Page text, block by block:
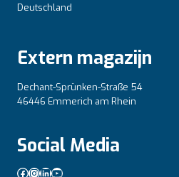
Deutschland
Extern magazijn
Dechant-Sprünken-Straße 54
46446 Emmerich am Rhein
Social Media
Facebook
Instagram
LinkedIn
YouTube